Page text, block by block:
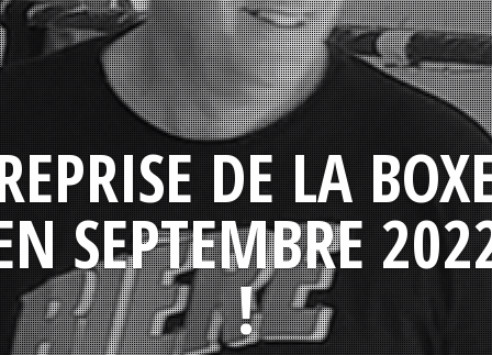
DE LA
SEPTEMBRE
!